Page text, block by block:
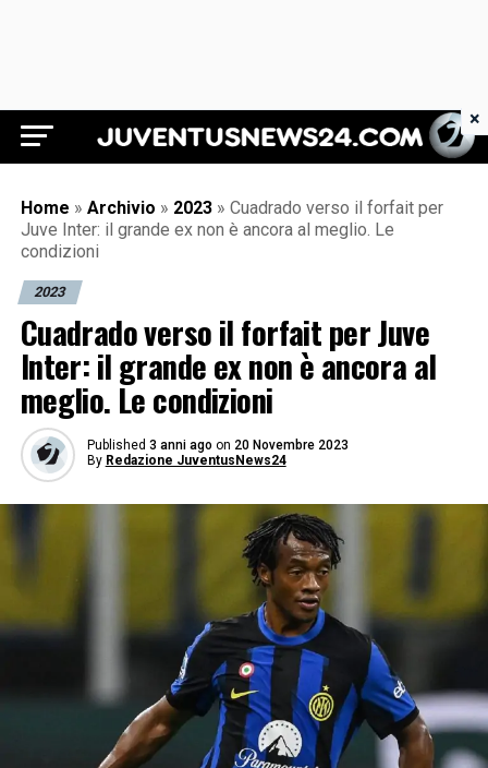
Juventus News 24
Home » Archivio » 2023 » Cuadrado verso il forfait per
Juve Inter: il grande ex non è ancora al meglio. Le
condizioni
2023
Cuadrado verso il forfait per Juve
Inter: il grande ex non è ancora al
meglio. Le condizioni
Published 3 anni ago on 20 Novembre 2023
By Redazione JuventusNews24
×